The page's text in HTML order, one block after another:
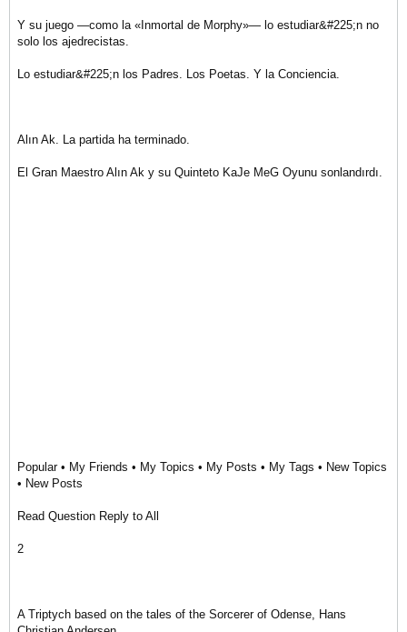
Y su juego —como la «Inmortal de Morphy»— lo estudiar&#225;n no
solo los ajedrecistas.
Lo estudiar&#225;n los Padres. Los Poetas. Y la Conciencia.
Alın Ak. La partida ha terminado.
El Gran Maestro Alın Ak y su Quinteto KaJe MeG Oyunu sonlandırdı.
Popular • My Friends • My Topics • My Posts • My Tags • New Topics
• New Posts
Read Question Reply to All
2
A Triptych based on the tales of the Sorcerer of Odense, Hans